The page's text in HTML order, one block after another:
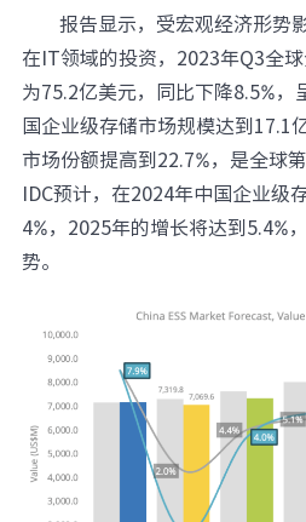
报告显示，受宏观经济形势
在IT领域的投资，2023年Q3全
为75.2亿美元，同比下降8.5%，
国企业级存储市场规模达到17.1
市场份额提高到22.7%，是全球
IDC预计，在2024年中国企业级
4%，2025年的增长将达到5.4%
势。